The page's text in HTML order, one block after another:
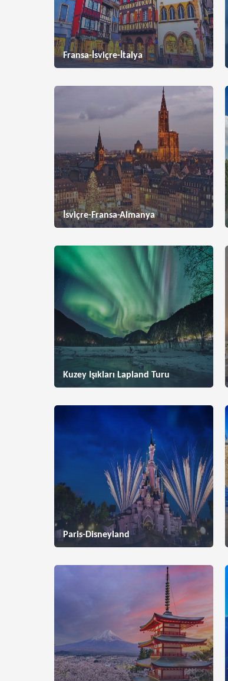
Fransa-İsviçre-İtalya
İsviçre-Fransa-Almanya
Kuzey Işıkları Lapland Turu
Paris-Disneyland